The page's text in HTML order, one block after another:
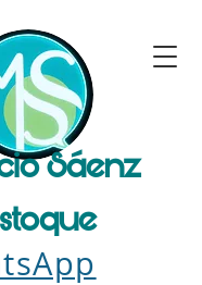
Sáenz